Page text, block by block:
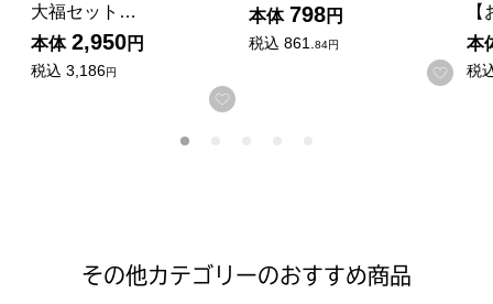
大福セット…
本体 2,950円
税込 3,186円
お気に入りに登録する
本体 798円
税込 861.84円
お気
本
税
その他カテゴリーのおすすめ商品